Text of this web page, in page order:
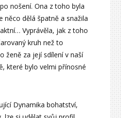
nošení. Ona z toho byla
něco dělá špatně a snažila
Vyprávěla, jak z toho
kruh než to
ženě za její sdílení v naší
které bylo velmi přínosné
Dynamika bohatství,